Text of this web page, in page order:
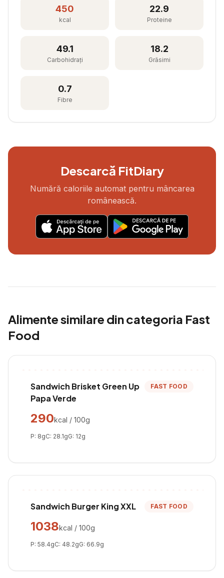
450
kcal
22.9
Proteine
49.1
Carbohidrați
18.2
Grăsimi
0.7
Fibre
Descarcă FitDiary
Numără caloriile automat pentru mâncarea
românească.
Alimente similare din categoria Fast
Food
Sandwich Brisket Green Up
Papa Verde
FAST FOOD
290kcal / 100g
P: 8gC: 28.1gG: 12g
Sandwich Burger King XXL FAST FOOD
1038kcal / 100g
P: 58.4gC: 48.2gG: 66.9g